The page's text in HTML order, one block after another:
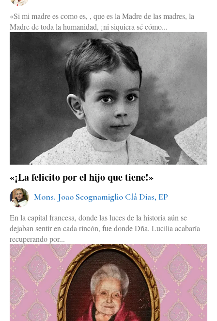
«Si mi madre es como es, , que es la Madre de las madres, la
Madre de toda la humanidad, ¡ni siquiera sé cómo...
«¡La felicito por el hijo que tiene!»
Mons. João Scognamiglio Clá Dias, EP
En la capital francesa, donde las luces de la historia aún se
dejaban sentir en cada rincón, fue donde Dña. Lucilia acabaría
recuperando por...